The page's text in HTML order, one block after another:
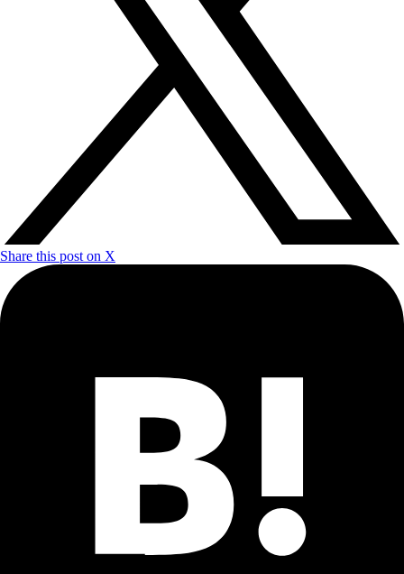
Share this post on X